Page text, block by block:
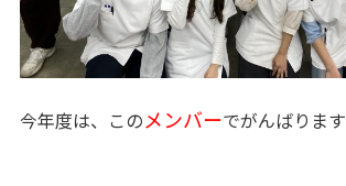
今年度は、このメンバーでがんばります